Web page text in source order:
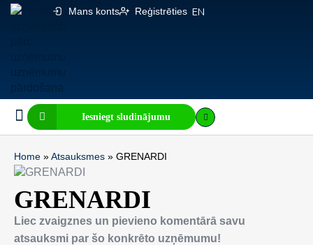
Mans konts Reģistrēties EN
Iesniegt sludinājumu
Home » Atsauksmes » GRENARDI
GRENARDI
Liec zvaigznes un pievieno komentārā savu
atsauksmi par šo konkrēto uzņēmumu!